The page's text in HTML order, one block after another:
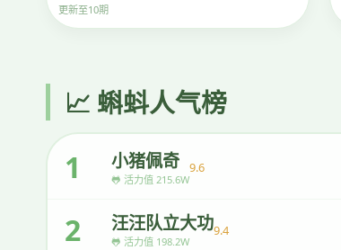
更新至10期
📈 蝌蚪人气榜
1 小猪佩奇
🐸 活力值 215.6W
9.6
2 汪汪队立大功
🐸 活力值 198.2W
9.4